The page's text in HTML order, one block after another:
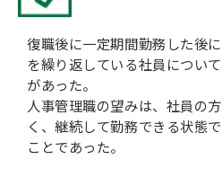
復職後に一定期間勤務した後
を繰り返している社員につい
があった。
人事管理職の望みは、社員の
く、継続して勤務できる状態
ことであった。